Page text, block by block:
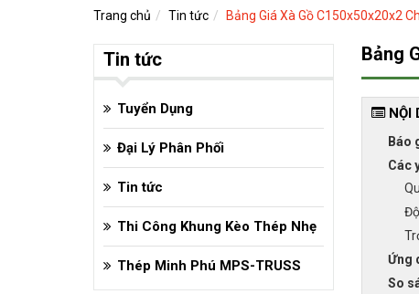
Trang chủ Tin tức Bảng Giá Xà Gồ C150x50x20x2
Bảng
NỘI
Báo
Các
Ứng
So
Tin tức
Tuyển Dụng
Đại Lý Phân Phối
Tin tức
Thi Công Khung Kèo Thép Nhẹ
Thép Minh Phú MPS-TRUSS